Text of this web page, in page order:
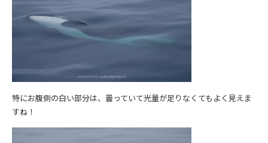
特にお腹側の白い部分は、曇っていて光量が足りなくてもよく見えま
すね！